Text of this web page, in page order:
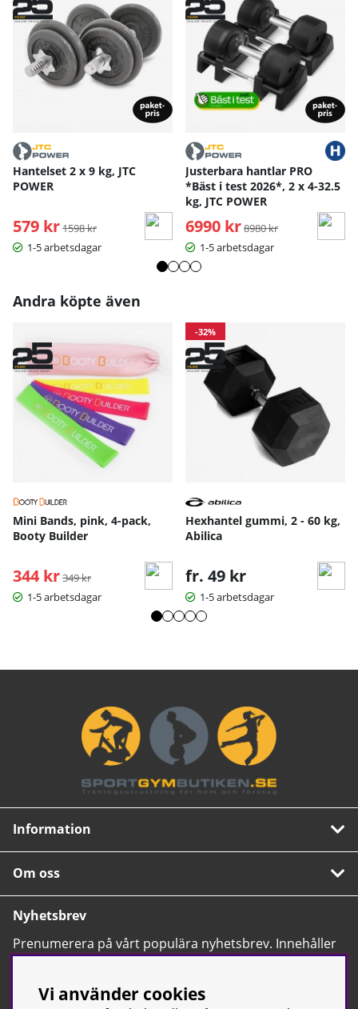
Hantelset 2 x 9 kg, JTC
POWER
579 kr Ordinarie pris:
1598 kr
1-5 arbetsdagar
Justerbara hantlar PRO
*Bäst i test 2026*, 2 x 4-32.5
kg, JTC POWER
6990 kr Ordinarie pris:
8980 kr
1-5 arbetsdagar
Andra köpte även
Mini Bands, pink, 4-pack,
Booty Builder
344 kr Ordinarie pris:
349 kr
1-5 arbetsdagar
-32%
Hexhantel gummi, 2 - 60 kg,
Abilica
fr. 49 kr
1-5 arbetsdagar
Information
Om oss
Nyhetsbrev
Prenumerera på vårt populära nyhetsbrev. Innehåller
tips, nyheter och våra allra bästa erbjudanden.
Vi använder cookies